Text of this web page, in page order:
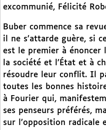
excommunié, Félicité
Buber commence sa
il ne s’attarde guère, si
est le premier à énoncer
la société et l’État et à
résoudre leur conflit. Il
toutes les bonnes
à Fourier qui,
ses penseurs préférés,
sur l’opposition radicale